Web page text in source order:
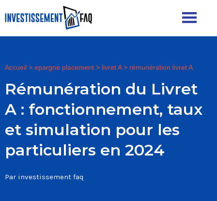
Accueil > epargne placement > livret A> rémunération livret A
Rémunération du Livret
A : fonctionnement, taux
et simulation pour les
particuliers en 2024
Par investissement faq